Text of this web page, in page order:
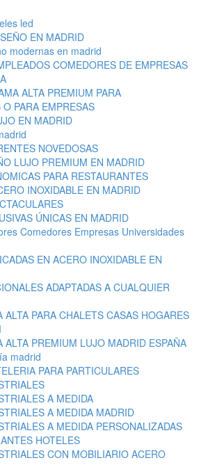
led
EN MADRID
modernas en madrid
COMEDORES DE EMPRESAS
ALTA PREMIUM PARA
PARA EMPRESAS
EN MADRID
NOVEDOSAS
LUJO PREMIUM EN MADRID
PARA RESTAURANTES
INOXIDABLE EN MADRID
ÚNICAS EN MADRID
Comedores Empresas Universidades
EN ACERO INOXIDABLE EN
ADAPTADAS A CUALQUIER
ALTA PARA CHALETS CASAS HOGARES
ALTA PREMIUM LUJO MADRID ESPAÑA
madrid
PARA PARTICULARES
A MEDIDA
A MEDIDA MADRID
A MEDIDA PERSONALIZADAS
HOTELES
CON MOBILIARIO ACERO